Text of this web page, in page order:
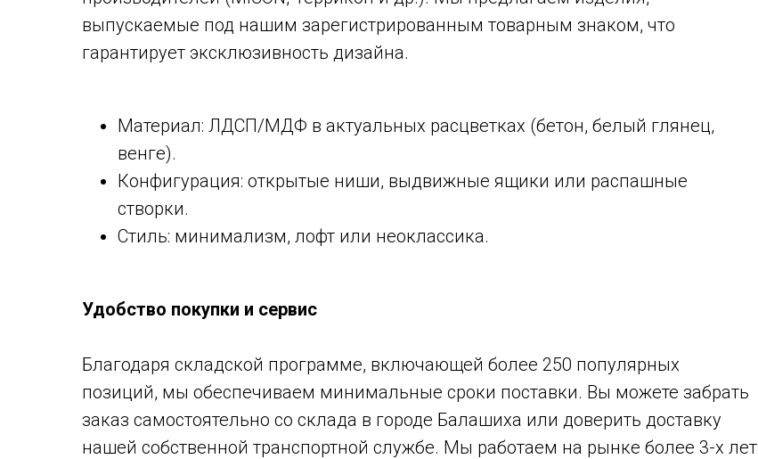
выпускаемые под нашим зарегистрированным товарным знаком, что
гарантирует эксклюзивность дизайна.
Материал: ЛДСП/МДФ в актуальных расцветках (бетон, белый глянец,
венге).
Конфигурация: открытые ниши, выдвижные ящики или распашные
створки.
Стиль: минимализм, лофт или неоклассика.
Удобство покупки и сервис
Благодаря складской программе, включающей более 250 популярных
позиций, мы обеспечиваем минимальные сроки поставки. Вы можете забрать
заказ самостоятельно со склада в городе Балашиха или доверить доставку
нашей собственной транспортной службе. Мы работаем на рынке более 3-х лет